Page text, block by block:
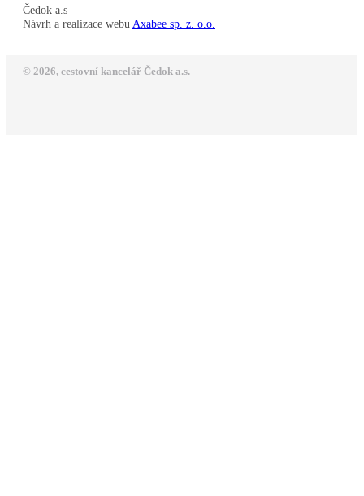
Čedok a.s
Návrh a realizace webu Axabee sp. z. o.o.
© 2026, cestovní kancelář Čedok a.s.